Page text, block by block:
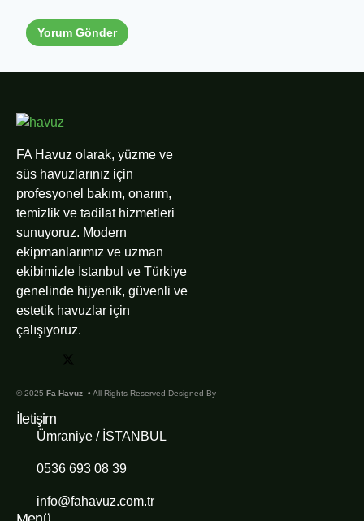
FA Havuz olarak, yüzme ve
süs havuzlarınız için
profesyonel bakım, onarım,
temizlik ve tadilat hizmetleri
sunuyoruz. Modern
ekipmanlarımız ve uzman
ekibimizle İstanbul ve Türkiye
genelinde hijyenik, güvenli ve
estetik havuzlar için
çalışıyoruz.
© 2025 Fa Havuz • All Rights Reserved Designed By
İletişim
Ümraniye / İSTANBUL
0536 693 08 39
info@fahavuz.com.tr